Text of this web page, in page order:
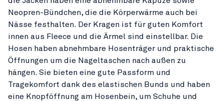
Neopren-Bündchen, die die Körperwärme auch bei
Nässe festhalten. Der Kragen ist für guten Komfort
innen aus Fleece und die Ärmel sind einstellbar. Die
Hosen haben abnehmbare Hosenträger und praktische
Öffnungen um die Nageltaschen nach außen zu
hängen. Sie bieten eine gute Passform und
Tragekomfort dank des elastischen Bunds und haben
eine Knopföffnung am Hosenbein, um Schuhe und